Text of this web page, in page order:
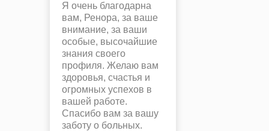
Я очень благодарна
вам, Ренора, за ваше
внимание, за ваши
особые, высочайшие
знания своего
профиля. Желаю вам
здоровья, счастья и
огромных успехов в
вашей работе.
Спасибо вам за вашу
заботу о больных.